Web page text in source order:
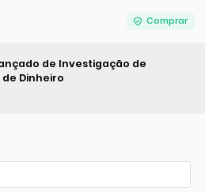
de Investigação de
Dinheiro
Comprar